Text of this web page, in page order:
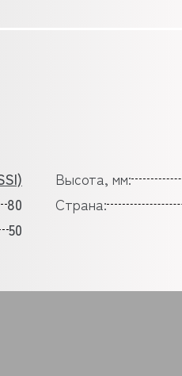
Высота, мм:
80 Страна:
50